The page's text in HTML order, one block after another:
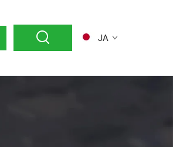
JA